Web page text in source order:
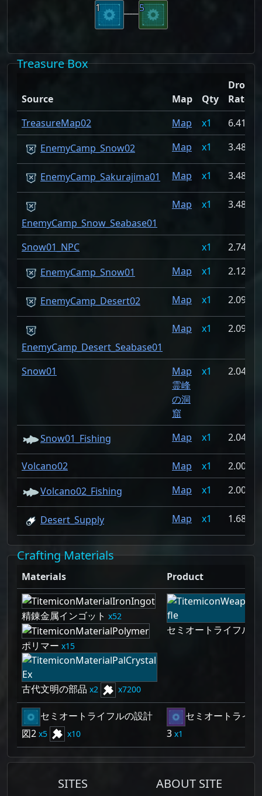
5
1
Treasure Box
Source Map Qty
Drop
Rate
TreasureMap02
Map 1
6.41%
EnemyCamp_Snow02
Map 1 3.484%
EnemyCamp_Sakurajima01 Map 1 3.484%
EnemyCamp_Snow_Seabase01
Map 1 3.484%
Snow01_NPC 1
2.747%
EnemyCamp_Snow01
Map 1 2.127%
EnemyCamp_Desert02 Map 1 2.09%
EnemyCamp_Desert_Seabase01
Map 1 2.09%
Snow01
Map
霊峰
の洞
窟
1 2.046%
Snow01_Fishing Map 1 2.046%
Volcano02 Map 1
2.003%
Volcano02_Fishing
Map 1 2.003%
Desert_Supply Map 1 1.687%
Crafting Materials
Materials Product
精錬金属インゴット 52
ポリマー 15
古代文明の部品 2 7200
セミオートライフル
セミオートライフルの設計
図2
5 10
セミオートライ
3
1
SITES ABOUT SITE